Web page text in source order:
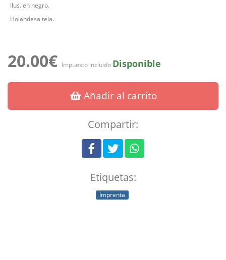
Ilus. en negro.
Holandesa tela.
20.00€ Impuesto incluido Disponible
Añadir al carrito
Compartir:
Etiquetas:
Imprenta